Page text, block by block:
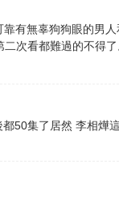
有無辜狗狗眼的男
次看都難過的不得
50集了居然 李相燁